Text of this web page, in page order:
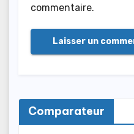
commentaire.
Comparateur